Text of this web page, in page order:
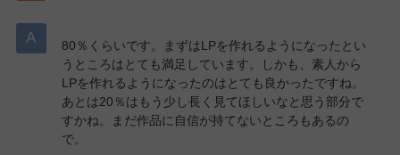
80％くらいです。まずはLPを作れるようになったとい
うところはとても満足しています。しかも、素人から
LPを作れるようになったのはとても良かったですね。
あとは20％はもう少し長く見てほしいなと思う部分で
すかね。まだ作品に自信が持てないところもあるの
で。